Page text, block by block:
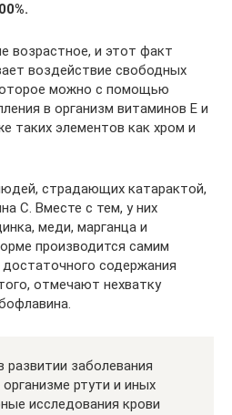
возрастное, и этот факт
воздействие свободных
можно с помощью
в организм витаминов Е и
таких элементов как хром и
страдающих катарактой,
С. Вместе с тем, у них
меди, марганца и
производится самим
содержания
отмечают нехватку
заболевания
ртути и иных
исследования крови